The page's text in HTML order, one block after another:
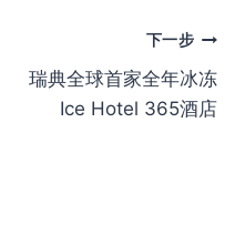
下一步
瑞典全球首家全年冰冻
Ice Hotel 365酒店